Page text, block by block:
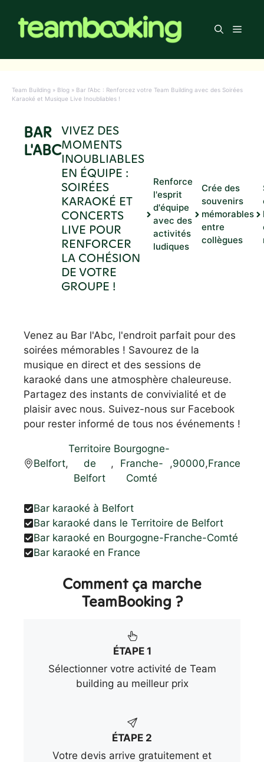
contenu
Menu
Team Building » Blog » Bar l’Abc : Renforcez votre Team Building avec des Soirées
Karaoké et Musique Live Inoubliables !
BAR
L'ABC
VIVEZ DES
MOMENTS
INOUBLIABLES
EN ÉQUIPE :
SOIRÉES
KARAOKÉ ET
CONCERTS
LIVE POUR
RENFORCER
LA COHÉSION
DE VOTRE
GROUPE !
Renforce
l'esprit
d'équipe
avec des
activités
ludiques
Crée des
souvenirs
mémorables
entre
collègues
Venez au Bar l'Abc, l'endroit parfait pour des
soirées mémorables ! Savourez de la
musique en direct et des sessions de
karaoké dans une atmosphère chaleureuse.
Partagez des instants de convivialité et de
plaisir avec nous. Suivez-nous sur Facebook
pour rester informé de tous nos événements !
Belfort,
Territoire
de
Belfort
,
Bourgogne-
Franche-
Comté
,90000,France
Bar karaoké à Belfort
Bar karaoké dans le Territoire de Belfort
Bar karaoké en Bourgogne-Franche-Comté
Bar karaoké en France
Comment ça marche
TeamBooking ?
ÉTAPE 1
Sélectionner votre activité de Team
building au meilleur prix
ÉTAPE 2
Votre devis arrive gratuitement et